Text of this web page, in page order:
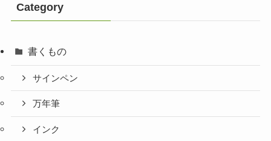
Category
書くもの
サインペン
万年筆
インク